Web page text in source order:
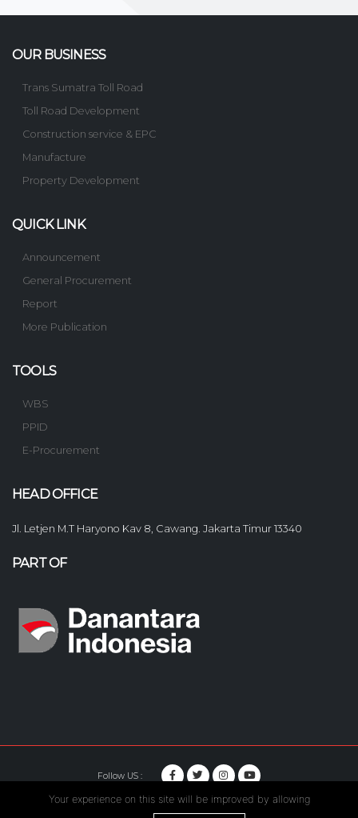
OUR BUSINESS
Trans Sumatra Toll Road
Toll Road Development
Construction service & EPC
Manufacture
Property Development
QUICK LINK
Announcement
General Procurement
Report
More Publication
TOOLS
WBS
PPID
E-Procurement
HEAD OFFICE
Jl. Letjen M.T Haryono Kav 8, Cawang. Jakarta Timur 13340
PART OF
Follow US :
© Copyright 2020. Hutama Karya All Rights Reserved.
Your experience on this site will be improved by allowing